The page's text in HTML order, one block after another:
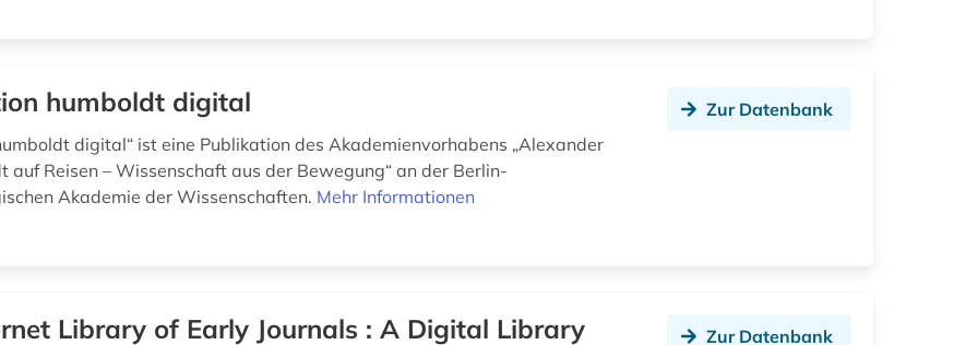
humboldt digital
digital“ ist eine Publikation des Akademienvorhabens „Alexander
auf Reisen – Wissenschaft aus der Bewegung“ an der Berlin-
Akademie der Wissenschaften. Mehr Informationen
Zur Datenbank
Library of Early Journals : A Digital Library
Zur Datenbank